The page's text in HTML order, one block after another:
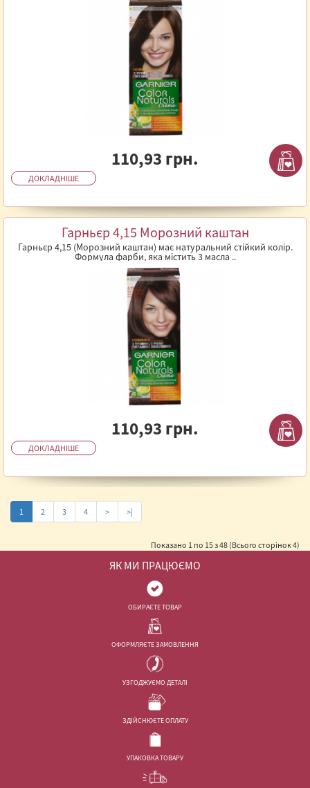
110,93 грн.
ДОКЛАДНІШЕ
Гарньєр 4,15 Морозний каштан
Гарньєр 4,15 (Морозний каштан) має натуральний стійкий колір.
Формула фарби, яка містить 3 масла ..
110,93 грн.
ДОКЛАДНІШЕ
1 2 3 4 > >|
Показано 1 по 15 з 48 (Всього сторінок 4)
ЯК МИ ПРАЦЮЄМО
ОБИРАЄТЕ ТОВАР
ОФОРМЛЯЄТЕ ЗАМОВЛЕННЯ
УЗГОДЖУЄМО ДЕТАЛІ
ЗДІЙСНЮЄТЕ ОПЛАТУ
УПАКОВКА ТОВАРУ